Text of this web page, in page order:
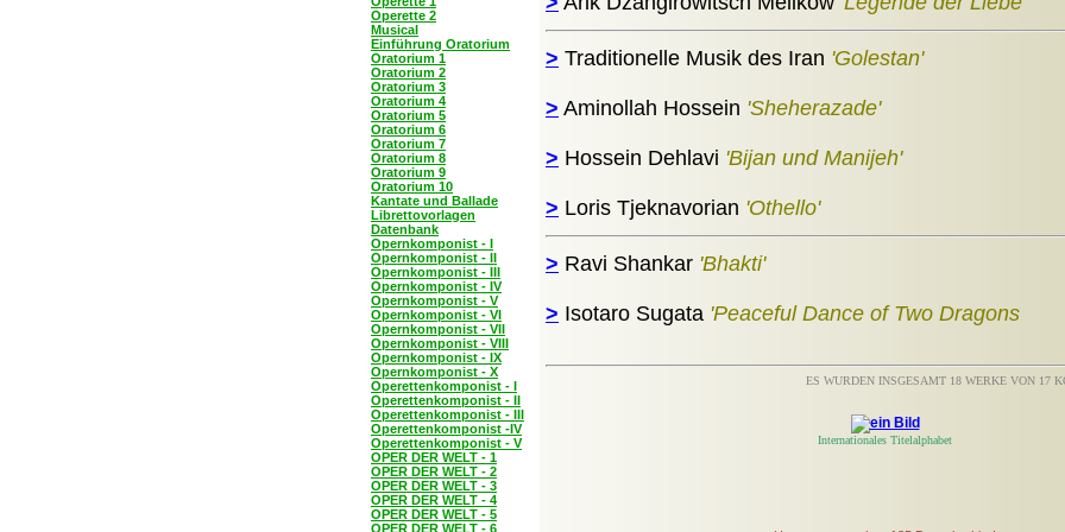
Operette 2
Musical
Einführung Oratorium
Oratorium 1
Oratorium 2
Oratorium 3
Oratorium 4
Oratorium 5
Oratorium 6
Oratorium 7
Oratorium 8
Oratorium 9
Oratorium 10
Kantate und Ballade
Librettovorlagen
Datenbank
Opernkomponist - I
Opernkomponist - II
Opernkomponist - III
Opernkomponist - IV
Opernkomponist - V
Opernkomponist - VI
Opernkomponist - VII
Opernkomponist - VIII
Opernkomponist - IX
Opernkomponist - X
Operettenkomponist - I
Operettenkomponist - II
Operettenkomponist - III
Operettenkomponist -IV
Operettenkomponist - V
OPER DER WELT - 1
OPER DER WELT - 2
OPER DER WELT - 3
OPER DER WELT - 4
OPER DER WELT - 5
OPER DER WELT - 6
> Traditionelle Musik des Iran 'Golestan'
> Aminollah Hossein 'Sheherazade'
> Hossein Dehlavi 'Bijan und Manijeh'
> Loris Tjeknavorian 'Othello'
> Ravi Shankar 'Bhakti'
> Isotaro Sugata 'Peaceful Dance of Two Dragons
ES WURDEN INSGESAMT 18 WERKE VON 17
Internationales Titelalphabet